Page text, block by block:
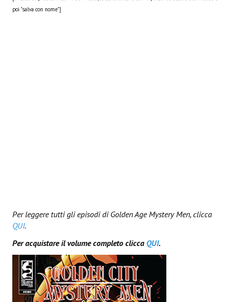
#KM0
E-BOOK & WEBCOMICS
E-book
poi "salva con nome"]
Per leggere tutti gli episodi di Golden Age Mystery Men, clicca
QUI.
Per acquistare il volume completo clicca QUI.